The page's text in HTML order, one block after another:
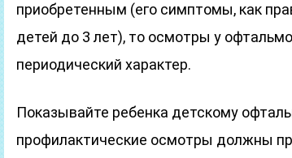
приобретенным (его симптомы, как
детей до 3 лет), то осмотры у
периодический характер.
Показывайте ребенка детскому
профилактические осмотры должны